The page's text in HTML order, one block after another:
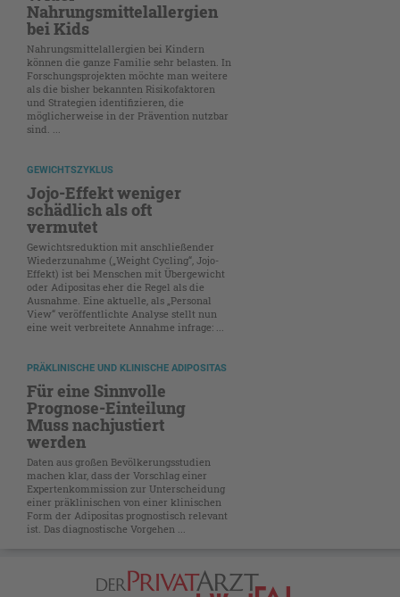
Nahrungsmittelallergien
bei Kids
Nahrungsmittelallergien bei Kindern
können die ganze Familie sehr belasten. In
Forschungsprojekten möchte man weitere
als die bisher bekannten Risikofaktoren
und Strategien identifizieren, die
möglicherweise in der Prävention nutzbar
sind. ...
GEWICHTSZYKLUS
Jojo-Effekt weniger
schädlich als oft
vermutet
Gewichtsreduktion mit anschließender
Wiederzunahme („Weight Cycling“, Jojo-
Effekt) ist bei Menschen mit Übergewicht
oder Adipositas eher die Regel als die
Ausnahme. Eine aktuelle, als „Personal
View“ veröffentlichte Analyse stellt nun
eine weit verbreitete Annahme infrage: ...
PRÄKLINISCHE UND KLINISCHE ADIPOSITAS
Für eine Sinnvolle
Prognose-Einteilung
Muss nachjustiert
werden
Daten aus großen Bevölkerungsstudien
machen klar, dass der Vorschlag einer
Expertenkommission zur Unterscheidung
einer präklinischen von einer klinischen
Form der Adipositas prognostisch relevant
ist. Das diagnostische Vorgehen ...